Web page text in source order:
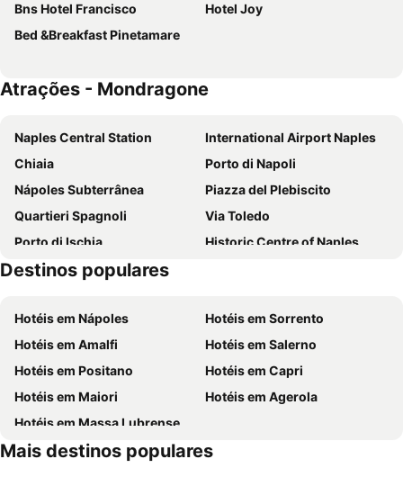
Bns Hotel Francisco
Hotel Joy
Bed &Breakfast Pinetamare
Atrações - Mondragone
Naples Central Station
International Airport Naples
Chiaia
Porto di Napoli
Nápoles Subterrânea
Piazza del Plebiscito
Quartieri Spagnoli
Via Toledo
Porto di Ischia
Historic Centre of Naples
Vomero
Tam
Via Chiaia
Museu Arqueológico Nacional
Galleria Umberto I
Posillipo
Miano
Ditellandia Park
La Spiaggia
Il Mercato
Scauri
Lago Patria
Destinos populares
Hotéis em Nápoles
Hotéis em Sorrento
Hotéis em Amalfi
Hotéis em Salerno
Hotéis em Positano
Hotéis em Capri
Hotéis em Maiori
Hotéis em Agerola
Hotéis em Massa Lubrense
Mais destinos populares